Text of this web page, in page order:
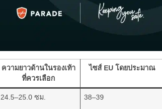
ความยาวด้านในรองเท้า
ที่ควรเลือก
ไซส์ EU โดยประมาณ
24.5–25.0 ซม. 38–39